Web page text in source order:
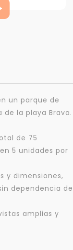
un parque de
la playa Brava.
de 75
5 unidades por
y dimensiones,
dependencia de
amplias y